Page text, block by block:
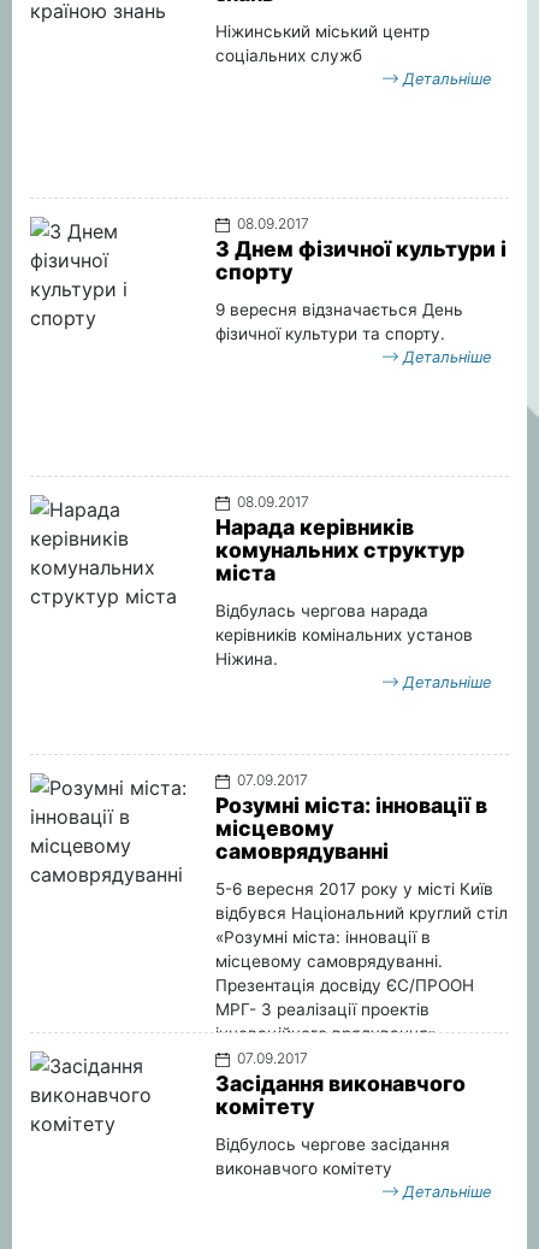
Ніжинський міський центр
соціальних служб
Детальніше
08.09.2017
З Днем фізичної культури і
спорту
9 вересня відзначається День
фізичної культури та спорту.
Детальніше
08.09.2017
Нарада керівників
комунальних структур
міста
Відбулась чергова нарада
керівників комінальних установ
Ніжина.
Детальніше
07.09.2017
Розумні міста: інновації в
місцевому
самоврядуванні
5-6 вересня 2017 року у місті Київ
відбувся Національний круглий стіл
«Розумні міста: інновації в
місцевому самоврядуванні.
Презентація досвіду ЄС/ПРООН
МРГ- 3 реалізації проектів
інноваційного врядування»
07.09.2017
Засідання виконавчого
комітету
Відбулось чергове засідання
виконавчого комітету
Детальніше